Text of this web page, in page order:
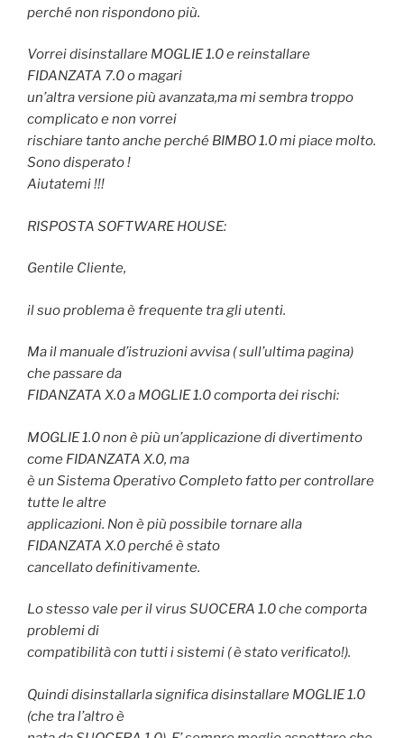
perché non rispondono più.
Vorrei disinstallare MOGLIE 1.0 e reinstallare
FIDANZATA 7.0 o magari
un’altra versione più avanzata,ma mi sembra troppo
complicato e non vorrei
rischiare tanto anche perché BIMBO 1.0 mi piace molto.
Sono disperato !
Aiutatemi !!!
RISPOSTA SOFTWARE HOUSE:
Gentile Cliente,
il suo problema è frequente tra gli utenti.
Ma il manuale d’istruzioni avvisa ( sull’ultima pagina)
che passare da
FIDANZATA X.0 a MOGLIE 1.0 comporta dei rischi:
MOGLIE 1.0 non è più un’applicazione di divertimento
come FIDANZATA X.0, ma
è un Sistema Operativo Completo fatto per controllare
tutte le altre
applicazioni. Non è più possibile tornare alla
FIDANZATA X.0 perché è stato
cancellato definitivamente.
Lo stesso vale per il virus SUOCERA 1.0 che comporta
problemi di
compatibilità con tutti i sistemi ( è stato verificato!).
Quindi disinstallarla significa disinstallare MOGLIE 1.0
(che tra l’altro è